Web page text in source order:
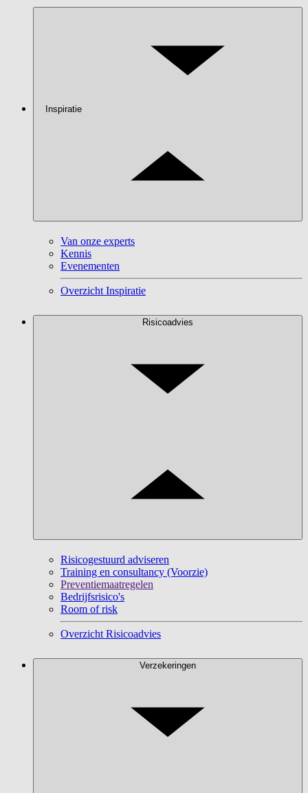
Inspiratie
Van onze experts
Kennis
Evenementen
Overzicht Inspiratie
Risicoadvies
Risicogestuurd adviseren
Training en consultancy (Voorzie)
Preventiemaatregelen
Bedrijfsrisico's
Room of risk
Overzicht Risicoadvies
Verzekeringen